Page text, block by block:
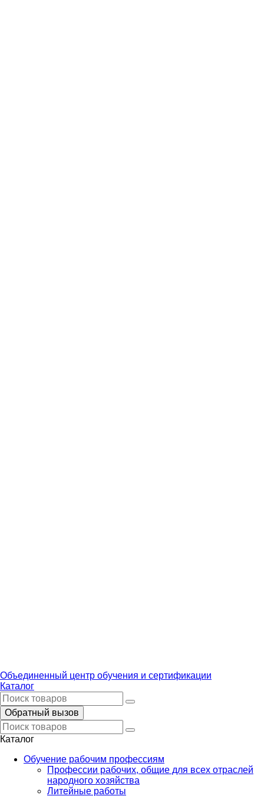
Объединенный центр обучения и сертификации
Каталог
Обратный вызов
Каталог
Обучение рабочим профессиям
Профессии рабочих, общие для всех отраслей
народного хозяйства
Литейные работы